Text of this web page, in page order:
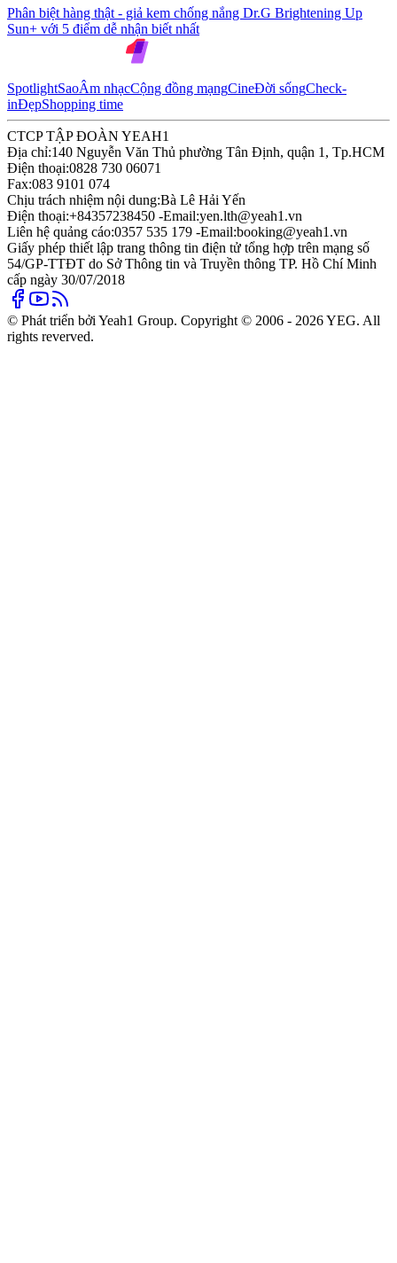
Phân biệt hàng thật - giả kem chống nắng Dr.G Brightening Up
Sun+ với 5 điểm dễ nhận biết nhất
SpotlightSaoÂm nhạcCộng đồng mạngCineĐời sốngCheck-
inĐẹpShopping time
CTCP TẬP ĐOÀN YEAH1
Địa chỉ:140 Nguyễn Văn Thủ phường Tân Định, quận 1, Tp.HCM
Điện thoại:0828 730 06071
Fax:083 9101 074
Chịu trách nhiệm nội dung:Bà Lê Hải Yến
Điện thoại:+84357238450 -Email:yen.lth@yeah1.vn
Liên hệ quảng cáo:0357 535 179 -Email:booking@yeah1.vn
Giấy phép thiết lập trang thông tin điện tử tổng hợp trên mạng số
54/GP-TTĐT do Sở Thông tin và Truyền thông TP. Hồ Chí Minh
cấp ngày 30/07/2018
© Phát triển bởi Yeah1 Group. Copyright © 2006 - 2026 YEG. All
rights reverved.